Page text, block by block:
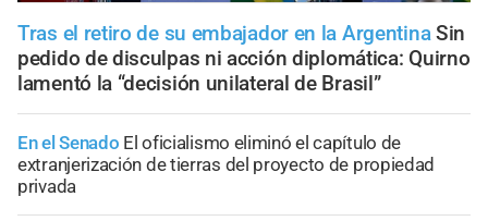
Tras el retiro de su embajador en la Argentina Sin
pedido de disculpas ni acción diplomática: Quirno
lamentó la “decisión unilateral de Brasil”
En el Senado El oficialismo eliminó el capítulo de
extranjerización de tierras del proyecto de propiedad
privada